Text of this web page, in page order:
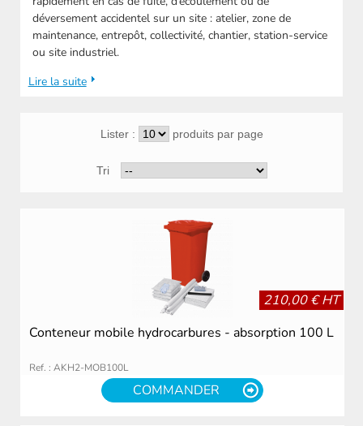
déversement accidentel sur un site : atelier, zone de
maintenance, entrepôt, collectivité, chantier, station-service
ou site industriel.
Lire la suite
Tri
Lister : produits par page
210,00 € HT
Conteneur mobile hydrocarbures - absorption 100 L
Ref. : AKH2-MOB100L
COMMANDER